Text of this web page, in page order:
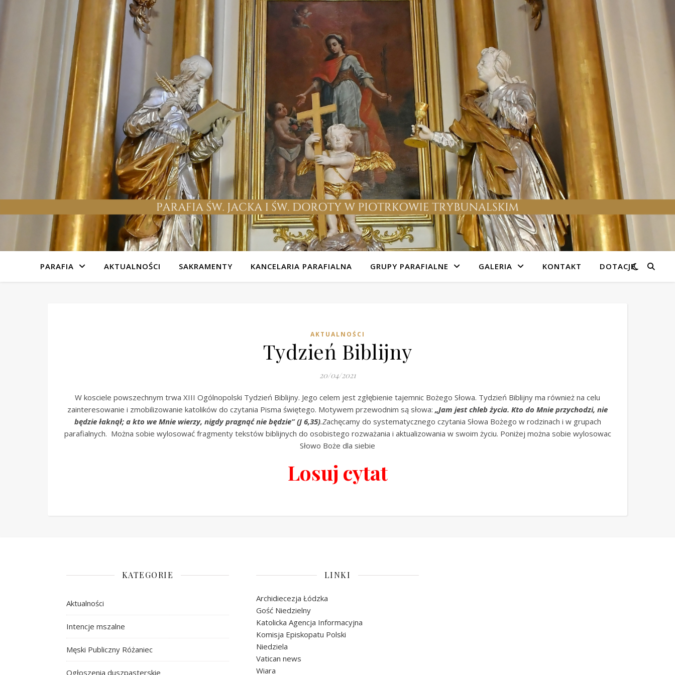
PARAFIA AKTUALNOŚCI SAKRAMENTY KANCELARIA PARAFIALNA GRUPY PARAFIALNE GALERIA KONTAKT DOTACJE
AKTUALNOŚCI
Tydzień Biblijny
20/04/2021
W kosciele powszechnym trwa XIII Ogólnopolski Tydzień Biblijny. Jego celem jest zgłębienie tajemnic Bożego Słowa. Tydzień Biblijny ma również na celu
zainteresowanie i zmobilizowanie katolików do czytania Pisma świętego. Motywem przewodnim są słowa: „Jam jest chleb życia. Kto do Mnie przychodzi, nie
będzie łaknął; a kto we Mnie wierzy, nigdy pragnąć nie będzie” (J 6,35).Zachęcamy do systematycznego czytania Słowa Bożego w rodzinach i w grupach
parafialnych. Można sobie wylosować fragmenty tekstów biblijnych do osobistego rozważania i aktualizowania w swoim życiu. Poniżej można sobie wylosowac
Słowo Boże dla siebie
Losuj cytat
KATEGORIE
Aktualności
Intencje mszalne
Męski Publiczny Różaniec
Ogłoszenia duszpasterskie
LINKI
Archidiecezja Łódzka
Gość Niedzielny
Katolicka Agencja Informacyjna
Komisja Episkopatu Polski
Niedziela
Vatican news
Wiara